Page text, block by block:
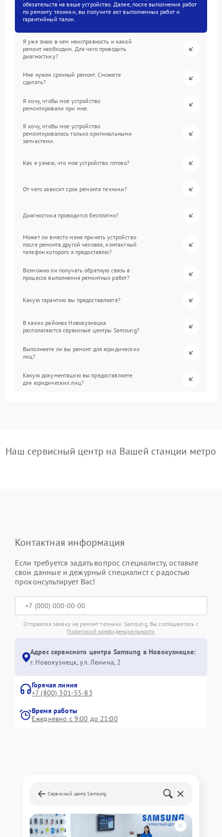
обязательств на ваше устройство. Далее, после выполнения работ
по ремонту техники, вы получите акт выполненных работ и
гарантийный талон.
Я уже знаю в чем неисправность и какой
ремонт необходим. Для чего проводить
диагностику?
Мне нужен срочный ремонт. Сможете
сделать?
Я хочу, чтобы мое устройство
ремонтировали при мне.
Я хочу, чтобы мое устройство
ремонтировалось только оригинальными
запчастями.
Как я узнаю, что мое устройство готово?
От чего зависит срок ремонта техники?
Диагностика проводится бесплатно?
Может ли вместо меня принять устройство
после ремонта другой человек, контактный
телефон которого я предоставлю?
Возможно ли получать обратную связь в
процессе выполнения ремонтных работ?
Какую гарантию вы предоставляете?
В каких районах Новокузнецка
располагаются сервисные центры Samsung?
Выполняете ли вы ремонт для юридических
лиц?
Какую документацию вы предоставляете
для юридических лиц?
Наш сервисный центр на Вашей станции метро
Контактная информация
Если требуется задать вопрос специалисту, оставьте
свои данные и дежурный специалист с радостью
проконсультирует Вас!
Отправляя заявку на ремонт техники Samsung, Вы соглашаетесь с
Политикой конфиденциальности
Адрес сервисного центра Samsung в Новокузнецке:
г. Новокузнецк, ул. Ленина, 2
Горячая линия
+7 (800) 301-55-83
Время работы
Ежедневно с 9:00 до 21:00
Сервисный центр Samsung